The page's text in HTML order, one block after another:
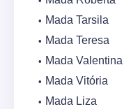
Mada Tarsila
Mada Teresa
Mada Valentina
Mada Vitória
Mada Liza